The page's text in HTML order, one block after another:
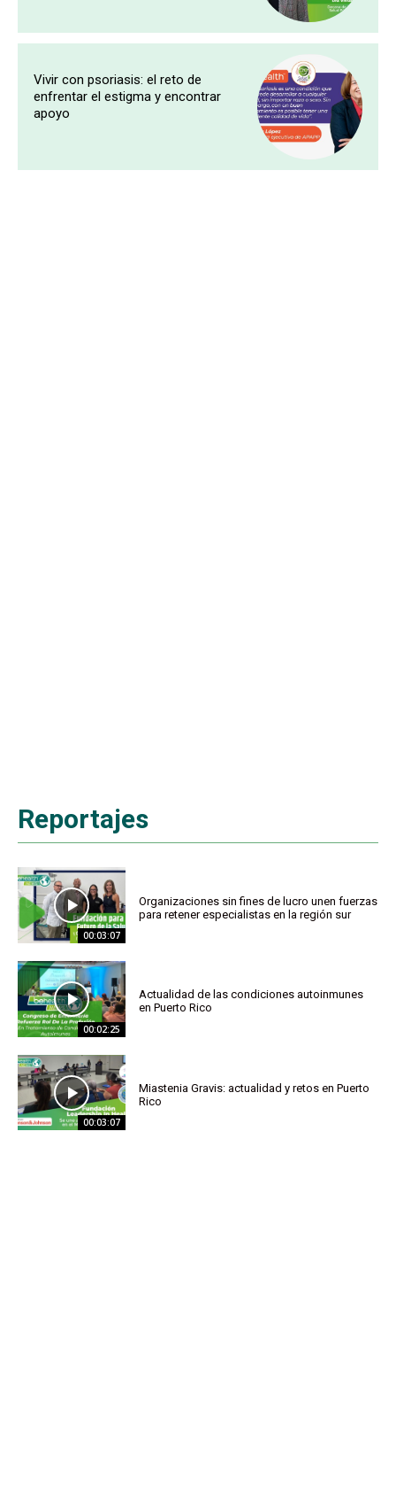
Vivir con psoriasis: el reto de
enfrentar el estigma y encontrar
apoyo
Reportajes
00:03:07
Organizaciones sin fines de lucro unen fuerzas
para retener especialistas en la región sur
00:02:25
Actualidad de las condiciones autoinmunes
en Puerto Rico
00:03:07
Miastenia Gravis: actualidad y retos en Puerto
Rico